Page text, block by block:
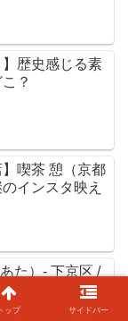
】歴史感じる素
？
】喫茶 憩（京都
インスタ映え
た）- 下京区 /
トップ サイドバー